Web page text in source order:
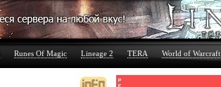
Runes Of Magic Lineage 2 TERA World of Warcraft